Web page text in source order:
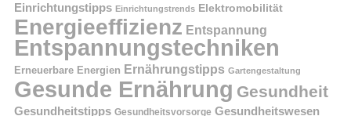
Einrichtungstipps Einrichtungstrends Elektromobilität
Energieeffizienz Entspannung
Entspannungstechniken
Erneuerbare Energien Ernährungstipps Gartengestaltung
Gesunde Ernährung Gesundheit
Gesundheitstipps Gesundheitsvorsorge Gesundheitswesen